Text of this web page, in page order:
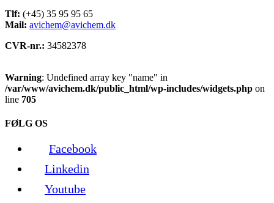
Tlf: (+45) 35 95 95 65
Mail: avichem@avichem.dk
CVR-nr.: 34582378
Warning: Undefined array key "name" in
/var/www/avichem.dk/public_html/wp-includes/widgets.php on
line 705
FØLG OS
Facebook
Linkedin
Youtube